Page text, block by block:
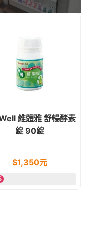
維體雅 舒暢酵素
錠 90錠
$1,350元